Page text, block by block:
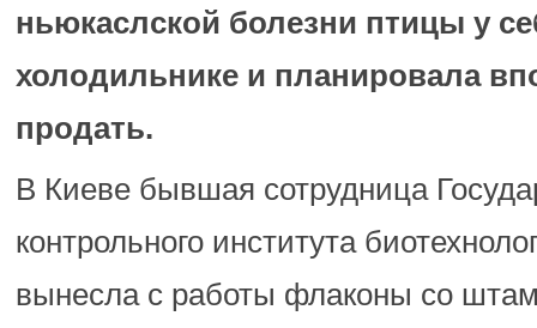
ньюкаслской болезни птицы у
холодильнике и планировала
продать.
В Киеве бывшая сотрудница
контрольного института
вынесла с работы флаконы со